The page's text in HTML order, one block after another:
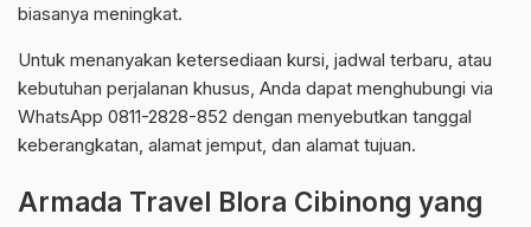
biasanya meningkat.
Untuk menanyakan ketersediaan kursi, jadwal terbaru, atau
kebutuhan perjalanan khusus, Anda dapat menghubungi via
WhatsApp 0811-2828-852 dengan menyebutkan tanggal
keberangkatan, alamat jemput, dan alamat tujuan.
Armada Travel Blora Cibinong yang